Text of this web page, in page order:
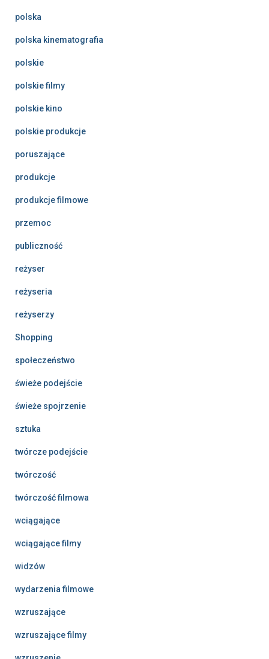
polska
polska kinematografia
polskie
polskie filmy
polskie kino
polskie produkcje
poruszające
produkcje
produkcje filmowe
przemoc
publiczność
reżyser
reżyseria
reżyserzy
Shopping
społeczeństwo
świeże podejście
świeże spojrzenie
sztuka
twórcze podejście
twórczość
twórczość filmowa
wciągające
wciągające filmy
widzów
wydarzenia filmowe
wzruszające
wzruszające filmy